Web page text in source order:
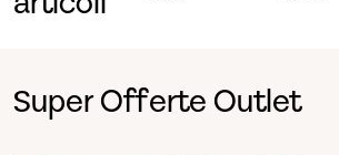
Super Offerte Outlet